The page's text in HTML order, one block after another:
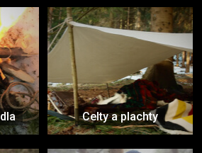
Celty a plachty